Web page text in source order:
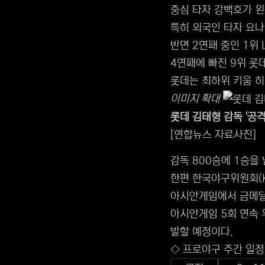
중심 타자 강백호가
특히 외국인 타자 요
반면 2연패 중인 1위
4연패에 빠진 9위 롯
롯데는 최하위 키움
이미지 확대
롯데 김태형 감독 '공
[연합뉴스 자료사진]
감독 800승에 1승을
한편 한국야구위원회
아시안게임에서 금메
아시안게임 5회 연속
발할 예정이다.
◇ 프로야구 주간 일